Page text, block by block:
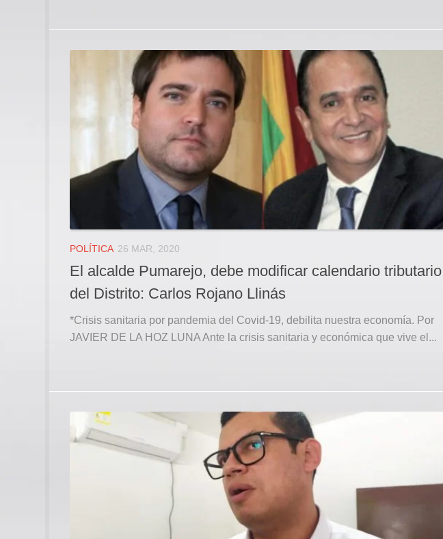
POLÍTICA 26 MAR, 2020
El alcalde Pumarejo, debe modificar calendario tributario
del Distrito: Carlos Rojano Llinás
*Crisis sanitaria por pandemia del Covid-19, debilita nuestra economía. Por
JAVIER DE LA HOZ LUNA Ante la crisis sanitaria y económica que vive el...